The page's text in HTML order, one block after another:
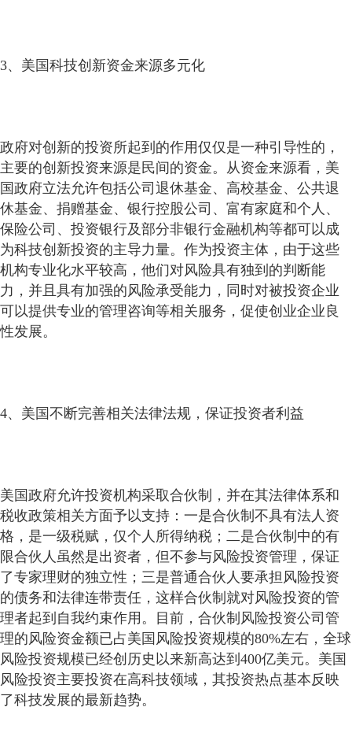
3、美国科技创新资金来源多元化
政府对创新的投资所起到的作用仅仅是一种引导性的，
主要的创新投资来源是民间的资金。从资金来源看，美
国政府立法允许包括公司退休基金、高校基金、公共退
休基金、捐赠基金、银行控股公司、富有家庭和个人、
保险公司、投资银行及部分非银行金融机构等都可以成
为科技创新投资的主导力量。作为投资主体，由于这些
机构专业化水平较高，他们对风险具有独到的判断能
力，并且具有加强的风险承受能力，同时对被投资企业
可以提供专业的管理咨询等相关服务，促使创业企业良
性发展。
4、美国不断完善相关法律法规，保证投资者利益
美国政府允许投资机构采取合伙制，并在其法律体系和
税收政策相关方面予以支持：一是合伙制不具有法人资
格，是一级税赋，仅个人所得纳税；二是合伙制中的有
限合伙人虽然是出资者，但不参与风险投资管理，保证
了专家理财的独立性；三是普通合伙人要承担风险投资
的债务和法律连带责任，这样合伙制就对风险投资的管
理者起到自我约束作用。目前，合伙制风险投资公司管
理的风险资金额已占美国风险投资规模的80%左右，全球
风险投资规模已经创历史以来新高达到400亿美元。美国
风险投资主要投资在高科技领域，其投资热点基本反映
了科技发展的最新趋势。